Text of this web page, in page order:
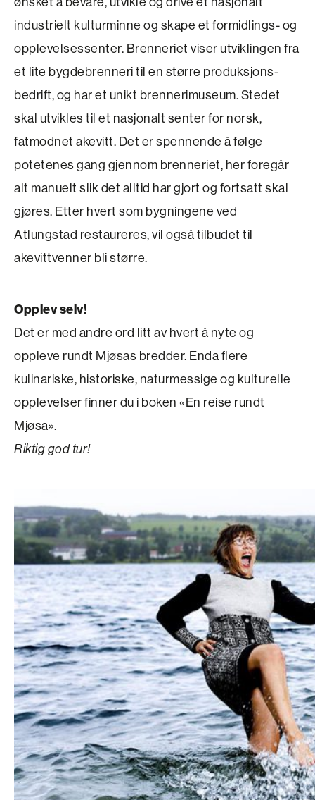
industrielt kulturminne og skape et formidlings- og
opplevelsessenter. Brenneriet viser utviklingen fra
et lite bygdebrenneri til en større produksjons­
bedrift, og har et unikt brennerimuseum. Stedet
skal utvikles til et nasjonalt senter for norsk,
fatmodnet akevitt. Det er spennende å følge
potetenes gang gjennom brenneriet, her foregår
alt manuelt slik det alltid har gjort og fortsatt skal
gjøres. Etter hvert som bygningene ved
Atlungstad restaureres, vil også tilbudet til
akevittvenner bli større.
Opplev selv!
Det er med andre ord litt av hvert å nyte og
oppleve rundt Mjøsas bredder. Enda flere
kulinariske, historiske, naturmessige og kulturelle
opplevelser finner du i boken «En reise rundt
Mjøsa».
Riktig god tur!